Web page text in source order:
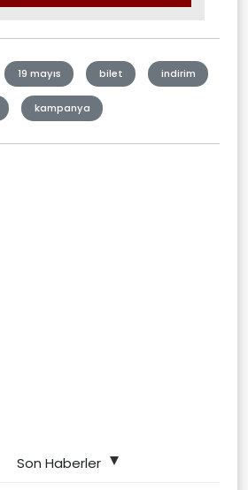
19 mayıs bilet indirim
kampanya
Son Haberler